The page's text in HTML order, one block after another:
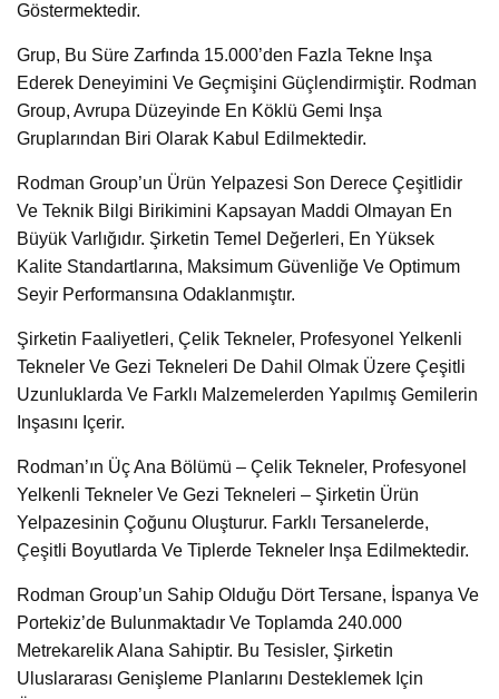
Göstermektedir.
Grup, Bu Süre Zarfında 15.000’den Fazla Tekne Inşa
Ederek Deneyimini Ve Geçmişini Güçlendirmiştir. Rodman
Group, Avrupa Düzeyinde En Köklü Gemi Inşa
Gruplarından Biri Olarak Kabul Edilmektedir.
Rodman Group’un Ürün Yelpazesi Son Derece Çeşitlidir
Ve Teknik Bilgi Birikimini Kapsayan Maddi Olmayan En
Büyük Varlığıdır. Şirketin Temel Değerleri, En Yüksek
Kalite Standartlarına, Maksimum Güvenliğe Ve Optimum
Seyir Performansına Odaklanmıştır.
Şirketin Faaliyetleri, Çelik Tekneler, Profesyonel Yelkenli
Tekneler Ve Gezi Tekneleri De Dahil Olmak Üzere Çeşitli
Uzunluklarda Ve Farklı Malzemelerden Yapılmış Gemilerin
Inşasını Içerir.
Rodman’ın Üç Ana Bölümü – Çelik Tekneler, Profesyonel
Yelkenli Tekneler Ve Gezi Tekneleri – Şirketin Ürün
Yelpazesinin Çoğunu Oluşturur. Farklı Tersanelerde,
Çeşitli Boyutlarda Ve Tiplerde Tekneler Inşa Edilmektedir.
Rodman Group’un Sahip Olduğu Dört Tersane, İspanya Ve
Portekiz’de Bulunmaktadır Ve Toplamda 240.000
Metrekarelik Alana Sahiptir. Bu Tesisler, Şirketin
Uluslararası Genişleme Planlarını Desteklemek Için